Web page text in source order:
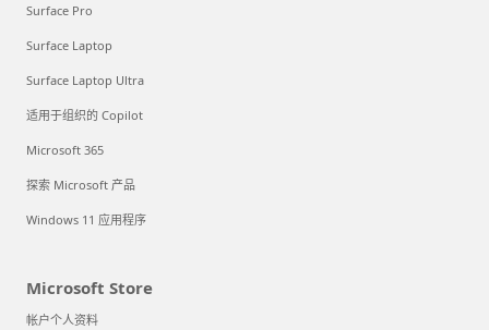
Surface Pro
Surface Laptop
Surface Laptop Ultra
适用于组织的 Copilot
Microsoft 365
探索 Microsoft 产品
Windows 11 应用程序
Microsoft Store
帐户个人资料